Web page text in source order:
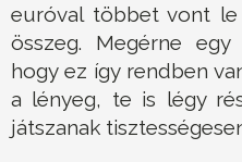
euróval többet vont
összeg. Megérne
hogy ez így rendben
a lényeg, te is légy
játszanak